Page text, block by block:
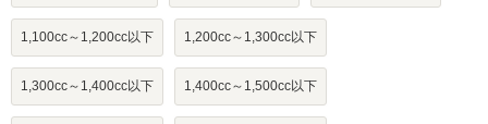
1,100cc～1,200cc以下 1,200cc～1,300cc以下
1,300cc～1,400cc以下 1,400cc～1,500cc以下